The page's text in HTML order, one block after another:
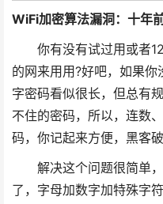
WiFi加密算法漏洞：十年
你有没有试过用或者
的网来用用?好吧，如果
字密码看似很长，但总有
不住的密码，所以，连数
码，你记起来方便，黑客
解决这个问题很简单，
了，字母加数字加特殊字